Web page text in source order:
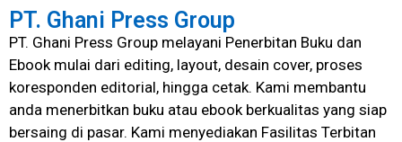
PT. Ghani Press Group
PT. Ghani Press Group melayani Penerbitan Buku dan
Ebook mulai dari editing, layout, desain cover, proses
koresponden editorial, hingga cetak. Kami membantu
anda menerbitkan buku atau ebook berkualitas yang siap
bersaing di pasar. Kami menyediakan Fasilitas Terbitan